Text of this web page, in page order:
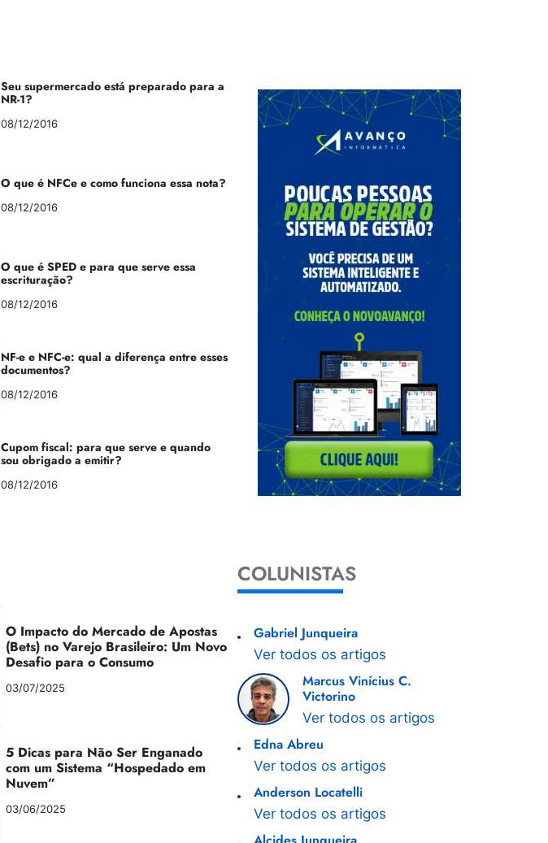
Seu supermercado está preparado para a
NR-1?
08/12/2016
O que é NFCe e como funciona essa nota?
08/12/2016
O que é SPED e para que serve essa
escrituração?
08/12/2016
NF-e e NFC-e: qual a diferença entre esses
documentos?
08/12/2016
Cupom fiscal: para que serve e quando
sou obrigado a emitir?
08/12/2016
O Impacto do Mercado de Apostas
(Bets) no Varejo Brasileiro: Um Novo
Desafio para o Consumo
03/07/2025
5 Dicas para Não Ser Enganado
com um Sistema “Hospedado em
Nuvem”
03/06/2025
COLUNISTAS
Gabriel Junqueira
Ver todos os artigos
Marcus Vinícius C.
Victorino
Ver todos os artigos
Edna Abreu
Ver todos os artigos
Anderson Locatelli
Ver todos os artigos